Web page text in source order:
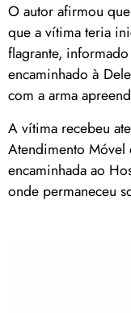
O autor afirmou
que a vítima teria
flagrante,
encaminhado à
com a arma
A vítima recebeu
Atendimento Móvel
encaminhada ao
onde permaneceu